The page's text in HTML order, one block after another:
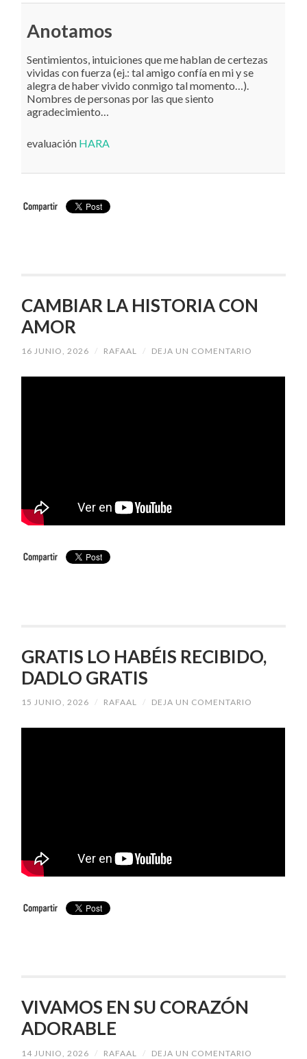
Anotamos
Sentimientos, intuiciones que me hablan de certezas
vividas con fuerza (ej.: tal amigo confía en mi y se
alegra de haber vivido conmigo tal momento…).
Nombres de personas por las que siento
agradecimiento…
evaluación HARA
CAMBIAR LA HISTORIA CON
AMOR
16 JUNIO, 2026 / RAFAAL / DEJA UN COMENTARIO
GRATIS LO HABÉIS RECIBIDO,
DADLO GRATIS
15 JUNIO, 2026 / RAFAAL / DEJA UN COMENTARIO
VIVAMOS EN SU CORAZÓN
ADORABLE
14 JUNIO, 2026 / RAFAAL / DEJA UN COMENTARIO